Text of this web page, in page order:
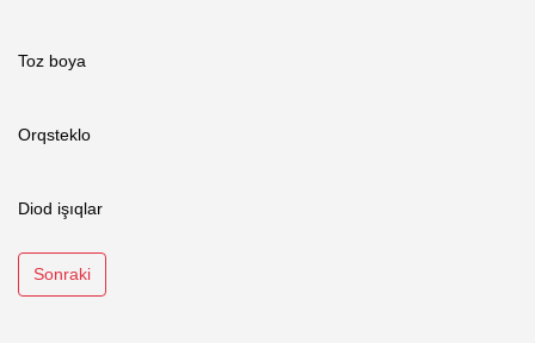
Toz boya
Orqsteklo
Diod işıqlar
Sonraki